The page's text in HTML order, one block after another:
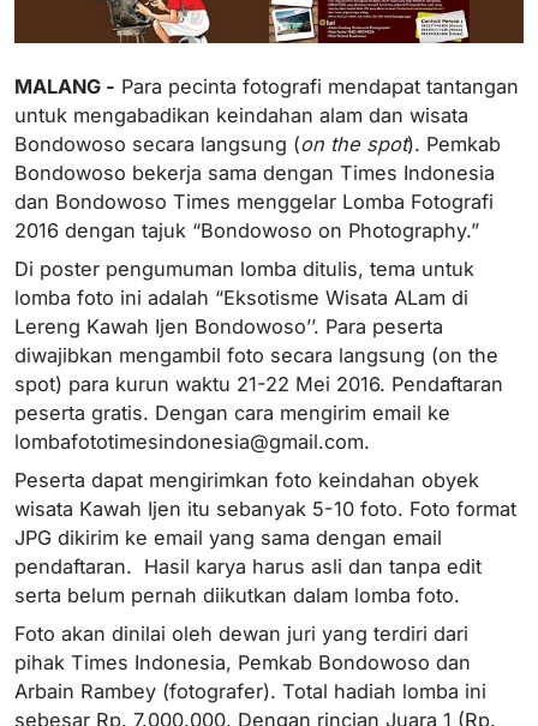
MALANG - Para pecinta fotografi mendapat tantangan
untuk mengabadikan keindahan alam dan wisata
Bondowoso secara langsung (on the spot). Pemkab
Bondowoso bekerja sama dengan Times Indonesia
dan Bondowoso Times menggelar Lomba Fotografi
2016 dengan tajuk “Bondowoso on Photography.”
Di poster pengumuman lomba ditulis, tema untuk
lomba foto ini adalah “Eksotisme Wisata ALam di
Lereng Kawah Ijen Bondowoso’’. Para peserta
diwajibkan mengambil foto secara langsung (on the
spot) para kurun waktu 21-22 Mei 2016. Pendaftaran
peserta gratis. Dengan cara mengirim email ke
lombafototimesindonesia@gmail.com.
Peserta dapat mengirimkan foto keindahan obyek
wisata Kawah Ijen itu sebanyak 5-10 foto. Foto format
JPG dikirim ke email yang sama dengan email
pendaftaran. Hasil karya harus asli dan tanpa edit
serta belum pernah diikutkan dalam lomba foto.
Foto akan dinilai oleh dewan juri yang terdiri dari
pihak Times Indonesia, Pemkab Bondowoso dan
Arbain Rambey (fotografer). Total hadiah lomba ini
sebesar Rp. 7.000.000. Dengan rincian Juara 1 (Rp.